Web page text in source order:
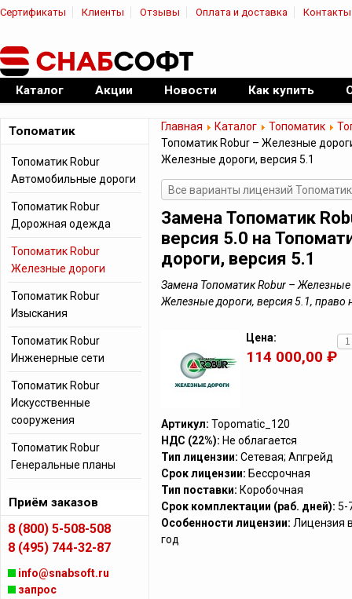
Сертификаты Клиенты Отзывы Оплата и доставка Контакты
Официальный дилер ПО
Каталог Акции Новости Как купить
Главная Каталог Топоматик
Топоматик Robur – Железные
Железные дороги, версия 5.1
Все варианты лицензий
Замена Топоматик
версия 5.0 на
дороги, версия 5.1
Замена Топоматик Robur –
Железные дороги, версия 5.1,
Цена:
114 000,00 ₽
Артикул: Topomatic_120
НДС (22%): Не облагается
Тип лицензии: Сетевая; Апгрейд
Срок лицензии: Бессрочная
Тип поставки: Коробочная
Срок комплектации (раб. дней): 5-
Особенности лицензии: Лицензия
год
Топоматик
Топоматик Robur
Автомобильные дороги
Топоматик Robur
Дорожная одежда
Топоматик Robur
Железные дороги
Топоматик Robur
Изыскания
Топоматик Robur
Инженерные сети
Топоматик Robur
Искусственные
сооружения
Топоматик Robur
Генеральные планы
Приём заказов
8 (800) 5-508-508
8 (495) 744-32-87
info@snabsoft.ru
запрос